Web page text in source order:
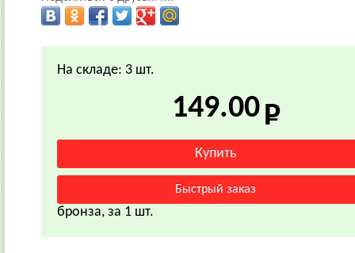
На складе: 3 шт.
149.00
бронза, за 1 шт.